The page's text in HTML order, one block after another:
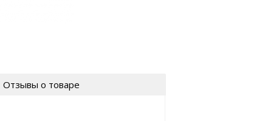
Отзывы о товаре